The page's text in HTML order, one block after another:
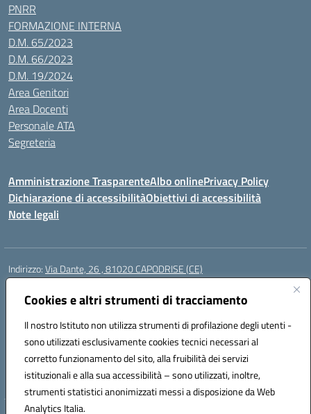
Cookies e altri strumenti di tracciamento
Il nostro Istituto non utilizza strumenti di profilazione degli utenti -
sono utilizzati esclusivamente cookies tecnici necessari al
corretto funzionamento del sito, alla fruibilità dei servizi
istituzionali e alla sua accessibilità – sono utilizzati, inoltre,
strumenti statistici anonimizzati messi a disposizione da Web
Analytics Italia.
PNRR
FORMAZIONE INTERNA
D.M. 65/2023
D.M. 66/2023
D.M. 19/2024
Area Genitori
Area Docenti
Personale ATA
Segreteria
Amministrazione TrasparenteAlbo onlinePrivacy Policy
Dichiarazione di accessibilitàObiettivi di accessibilità
Note legali
Indirizzo:Via Dante, 26 , 81020 CAPODRISE (CE)
Centralino:
Posta elettronica certificata (PEC):CEIC83000V@pec.istruzione.it
Codice fiscale: 80103200616
Codice meccanografico:CEIC83000V
Codice Indice delle Pubbliche Amministrazioni (IPA): istsc_ceic83000v
Codice unico di fatturazione (CUF): UFO76N